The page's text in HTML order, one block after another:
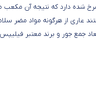
شده دارد که نتیجه آن
عاری از هرگونه مواد مضر
جمع جور و برند معتبر